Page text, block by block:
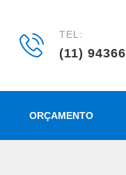
TEL:
(11)
ORÇAMENTO